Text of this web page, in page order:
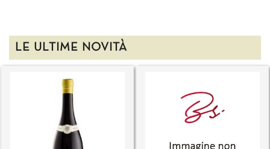
LE ULTIME NOVITÀ